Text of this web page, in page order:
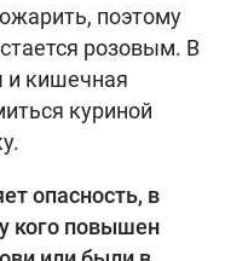
поэтому
розовым. В
и кишечная
куриной
опасность, в
кого повышен